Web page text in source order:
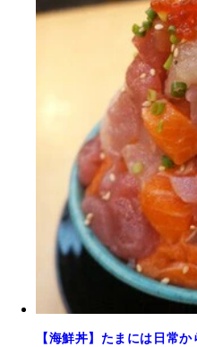
【海鮮丼】たまには日常